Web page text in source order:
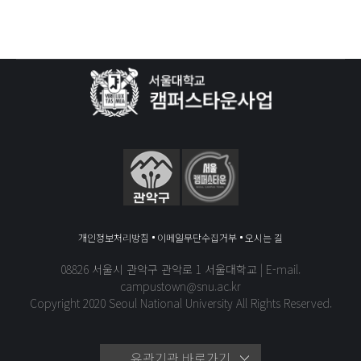
개인정보처리방침 이메일무단수집거부 오시는 길
08826 서울시 관악구 관악로 1 서울대학교 | E-mail.
campustown@snu.ac.kr
Copyright 2020 Seoul National University All Rights Reserved.